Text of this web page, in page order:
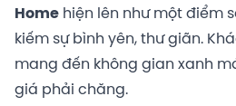
Home hiện lên như một điểm
kiếm sự bình yên, thư giãn.
mang đến không gian xanh
giá phải chăng.